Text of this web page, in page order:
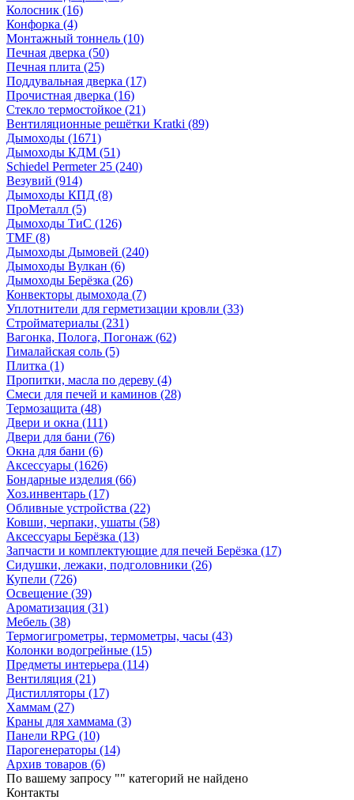
Колосник (16)
Конфорка (4)
Монтажный тоннель (10)
Печная дверка (50)
Печная плита (25)
Поддувальная дверка (17)
Прочистная дверка (16)
Стекло термостойкое (21)
Вентиляционные решётки Kratki (89)
Дымоходы (1671)
Дымоходы КДМ (51)
Schiedel Permeter 25 (240)
Везувий (914)
Дымоходы КПД (8)
ПроМеталл (5)
Дымоходы ТиС (126)
TMF (8)
Дымоходы Дымовей (240)
Дымоходы Вулкан (6)
Дымоходы Берёзка (26)
Конвекторы дымохода (7)
Уплотнители для герметизации кровли (33)
Стройматериалы (231)
Вагонка, Полога, Погонаж (62)
Гималайская соль (5)
Плитка (1)
Пропитки, масла по дереву (4)
Смеси для печей и каминов (28)
Термозащита (48)
Двери и окна (111)
Двери для бани (76)
Окна для бани (6)
Аксессуары (1626)
Бондарные изделия (66)
Хоз.инвентарь (17)
Обливные устройства (22)
Ковши, черпаки, ушаты (58)
Аксессуары Берёзка (13)
Запчасти и комплектующие для печей Берёзка (17)
Сидушки, лежаки, подголовники (26)
Купели (726)
Освещение (39)
Ароматизация (31)
Мебель (38)
Термогигрометры, термометры, часы (43)
Колонки водогрейные (15)
Предметы интерьера (114)
Вентиляция (21)
Дистилляторы (17)
Хаммам (27)
Краны для хаммама (3)
Панели RPG (10)
Парогенераторы (14)
Архив товаров (6)
По вашему запросу "" категорий не найдено
Контакты